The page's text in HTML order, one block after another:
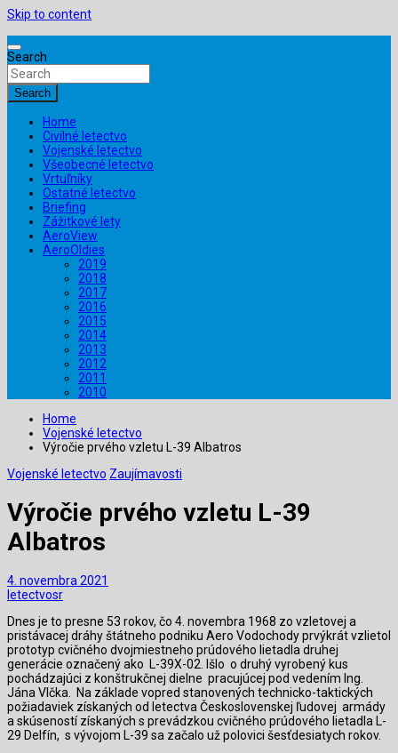
Skip to content
Search
Search
Home
Civilné letectvo
Vojenské letectvo
Všeobecné letectvo
Vrtuľníky
Ostatné letectvo
Briefing
Zážitkové lety
AeroView
AeroOldies
2019
2018
2017
2016
2015
2014
2013
2012
2011
2010
Home
Vojenské letectvo
Výročie prvého vzletu L-39 Albatros
Vojenské letectvo Zaujímavosti
Výročie prvého vzletu L-39
Albatros
4. novembra 2021
letectvosr
Dnes je to presne 53 rokov, čo 4. novembra 1968 zo vzletovej a
pristávacej dráhy štátneho podniku Aero Vodochody prvýkrát vzlietol
prototyp cvičného dvojmiestneho prúdového lietadla druhej
generácie označený ako L-39X-02. Išlo o druhý vyrobený kus
pochádzajúci z konštrukčnej dielne pracujúcej pod vedením Ing.
Jána Vlčka. Na základe vopred stanovených technicko-taktických
požiadaviek získaných od letectva Československej ľudovej armády
a skúseností získaných s prevádzkou cvičného prúdového lietadla L-
29 Delfín, s vývojom L-39 sa začalo už polovici šesťdesiatych rokov.